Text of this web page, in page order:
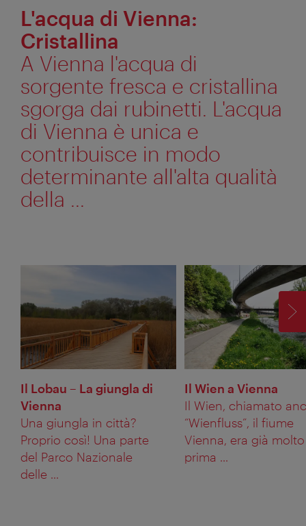
L'acqua di Vienna:
Cristallina
A Vienna l'acqua di
sorgente fresca e cristallina
sgorga dai rubinetti. L'acqua
di Vienna è unica e
contribuisce in modo
determinante all'alta qualità
della ...
Il Lobau – La giungla di
Vienna
Una giungla in città?
Proprio così! Una parte
del Parco Nazionale
delle ...
Il Wien a Vienna
Il Wien, chiamato
“Wienfluss”, il fiume
Vienna, era già molto
prima ...